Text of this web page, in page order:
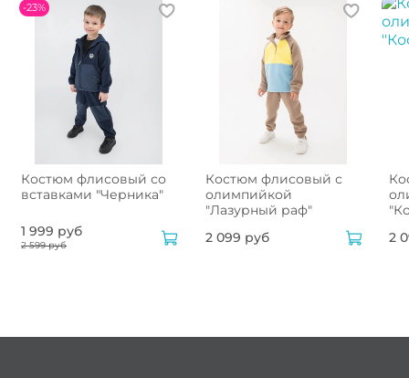
-23%
Костюм флисовый со
вставками "Черника"
1 999 руб
2 599 руб
Костюм флисовый с
олимпийкой
"Лазурный раф"
2 099 руб
2